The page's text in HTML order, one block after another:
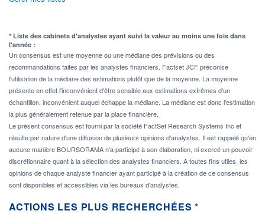
* Liste des cabinets d'analystes ayant suivi la valeur au moins une fois dans
l'année :
Un consensus est une moyenne ou une médiane des prévisions ou des
recommandations faites par les analystes financiers. Factset JCF préconise
l'utilisation de la médiane des estimations plutôt que de la moyenne. La moyenne
présente en effet l'inconvénient d'être sensible aux estimations extrêmes d'un
échantillon, inconvénient auquel échappe la médiane. La médiane est donc l'estimation
la plus généralement retenue par la place financière.
Le présent consensus est fourni par la société FactSet Research Systems Inc et
résulte par nature d'une diffusion de plusieurs opinions d'analystes. Il est rappelé qu'en
aucune manière BOURSORAMA n'a participé à son élaboration, ni exercé un pouvoir
discrétionnaire quant à la sélection des analystes financiers. A toutes fins utiles, les
opinions de chaque analyste financier ayant participé à la création de ce consensus
sont disponibles et accessibles via les bureaux d'analystes.
ACTIONS LES PLUS RECHERCHÉES *